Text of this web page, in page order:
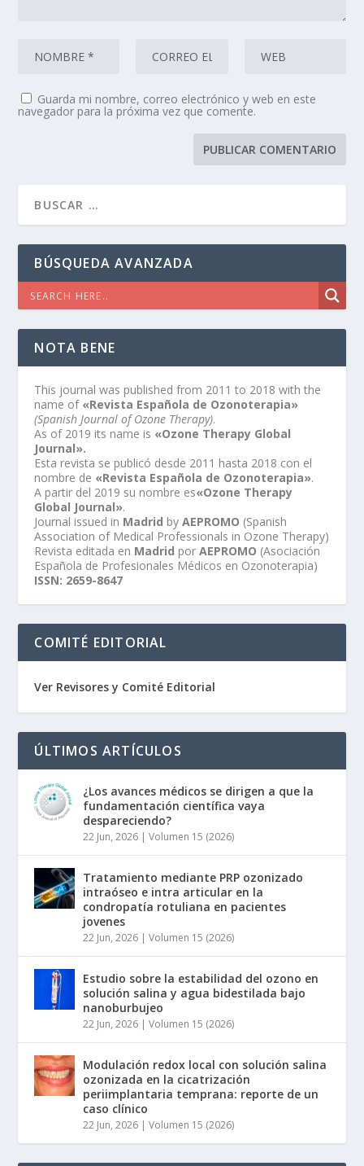
Guarda mi nombre, correo electrónico y web en este
navegador para la próxima vez que comente.
BÚSQUEDA AVANZADA
NOTA BENE
This journal was published from 2011 to 2018 with the
name of «Revista Española de Ozonoterapia»
(Spanish Journal of Ozone Therapy).
As of 2019 its name is «Ozone Therapy Global
Journal».
Esta revista se publicó desde 2011 hasta 2018 con el
nombre de «Revista Española de Ozonoterapia».
A partir del 2019 su nombre es«Ozone Therapy
Global Journal».
Journal issued in Madrid byAEPROMO (Spanish
Association of Medical Professionals in Ozone Therapy)
Revista editada en Madrid porAEPROMO (Asociación
Española de Profesionales Médicos en Ozonoterapia)
ISSN: 2659-8647
COMITÉ EDITORIAL
Ver Revisores y Comité Editorial
ÚLTIMOS ARTÍCULOS
¿Los avances médicos se dirigen a que la
fundamentación científica vaya
despareciendo?
22 Jun, 2026 |Volumen 15 (2026)
Tratamiento mediante PRP ozonizado
intraóseo e intra articular en la
condropatía rotuliana en pacientes
jovenes
22 Jun, 2026 |Volumen 15 (2026)
Estudio sobre la estabilidad del ozono en
solución salina y agua bidestilada bajo
nanoburbujeo
22 Jun, 2026 |Volumen 15 (2026)
Modulación redox local con solución salina
ozonizada en la cicatrización
periimplantaria temprana: reporte de un
caso clínico
22 Jun, 2026 |Volumen 15 (2026)